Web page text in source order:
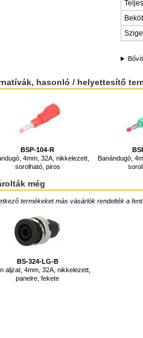
hasonló / helyettesítő
BSP-104-R
4mm, 32A, nikkelezett,
sorolható, piros
Banándugó,
még
termékeket más vásárlók rendelték a
BS-324-LG-B
aljzat, 4mm, 32A, nikkelezett,
panelre, fekete